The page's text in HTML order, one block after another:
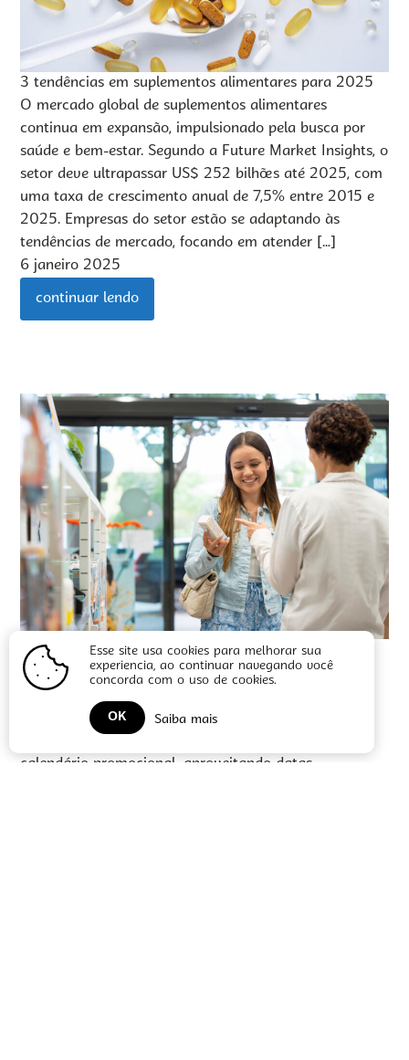
3 tendências em suplementos alimentares para 2025
O mercado global de suplementos alimentares
continua em expansão, impulsionado pela busca por
saúde e bem-estar. Segundo a Future Market Insights, o
setor deve ultrapassar US$ 252 bilhões até 2025, com
uma taxa de crescimento anual de 7,5% entre 2015 e
2025. Empresas do setor estão se adaptando às
tendências de mercado, focando em atender […]
6 janeiro 2025
continuar lendo
Como utilizar o Calendário Promocional para vender
mais em 2025
planejamento estratégico do varejo exige tempo. Um
calendário promocional, aproveitando datas
Esse site usa cookies para melhorar sua
experiencia, ao continuar navegando você
concorda com o uso de cookies.
OK Saiba mais